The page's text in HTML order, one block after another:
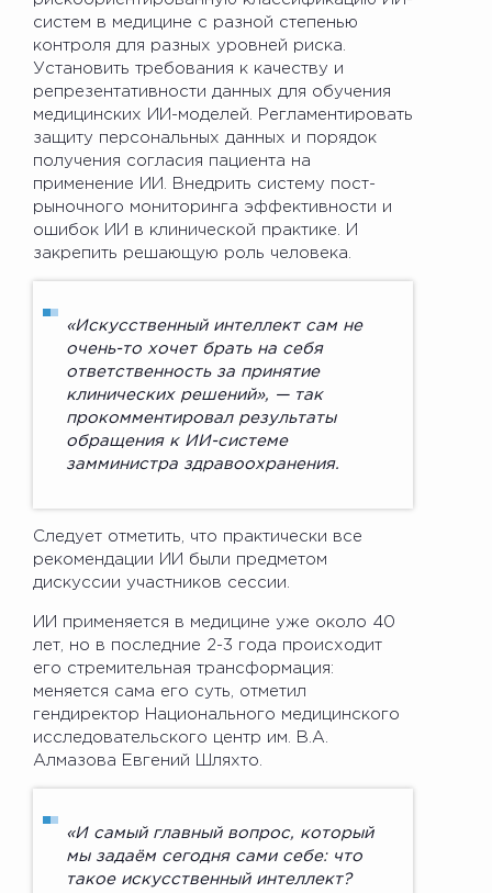
систем в медицине с разной степенью
контроля для разных уровней риска.
Установить требования к качеству и
репрезентативности данных для обучения
медицинских ИИ-моделей. Регламентировать
защиту персональных данных и порядок
получения согласия пациента на
применение ИИ. Внедрить систему пост-
рыночного мониторинга эффективности и
ошибок ИИ в клинической практике. И
закрепить решающую роль человека.
«Искусственный интеллект сам не
очень-то хочет брать на себя
ответственность за принятие
клинических решений», — так
прокомментировал результаты
обращения к ИИ-системе
замминистра здравоохранения.
Следует отметить, что практически все
рекомендации ИИ были предметом
дискуссии участников сессии.
ИИ применяется в медицине уже около 40
лет, но в последние 2-3 года происходит
его стремительная трансформация:
меняется сама его суть, отметил
гендиректор Национального медицинского
исследовательского центр им. В.А.
Алмазова Евгений Шляхто.
«И самый главный вопрос, который
мы задаём сегодня сами себе: что
такое искусственный интеллект?